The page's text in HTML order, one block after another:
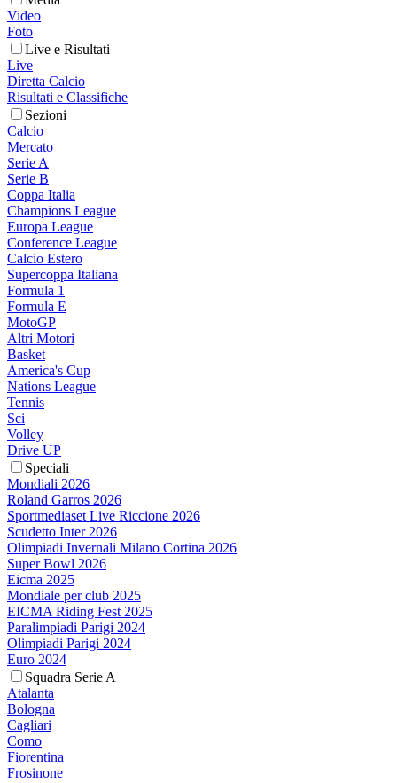
Video
Foto
Live e Risultati
Live
Diretta Calcio
Risultati e Classifiche
Sezioni
Calcio
Mercato
Serie A
Serie B
Coppa Italia
Champions League
Europa League
Conference League
Calcio Estero
Supercoppa Italiana
Formula 1
Formula E
MotoGP
Altri Motori
Basket
America's Cup
Nations League
Tennis
Sci
Volley
Drive UP
Speciali
Mondiali 2026
Roland Garros 2026
Sportmediaset Live Riccione 2026
Scudetto Inter 2026
Olimpiadi Invernali Milano Cortina 2026
Super Bowl 2026
Eicma 2025
Mondiale per club 2025
EICMA Riding Fest 2025
Paralimpiadi Parigi 2024
Olimpiadi Parigi 2024
Euro 2024
Squadra Serie A
Atalanta
Bologna
Cagliari
Como
Fiorentina
Frosinone